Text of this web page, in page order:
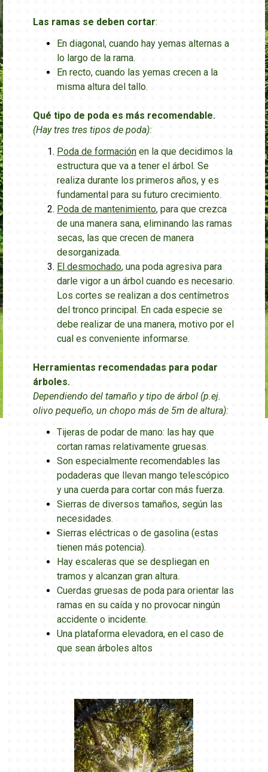
Las ramas se deben cortar:
En diagonal, cuando hay yemas alternas a
lo largo de la rama.
En recto, cuando las yemas crecen a la
misma altura del tallo.
Qué tipo de poda es más recomendable.
(Haytres tres tipos de poda):
Poda de formación en la que decidimos la
estructura que va a tener el árbol. Se
realiza durante los primeros años, y es
fundamental para su futuro crecimiento.
Poda de mantenimiento, para que crezca
de una manera sana, eliminando las ramas
secas, las que crecen de manera
desorganizada.
El desmochado, una poda agresiva para
darle vigor a un árbol cuando es necesario.
Los cortes se realizan a dos centímetros
del tronco principal. En cada especie se
debe realizar de una manera, motivo por el
cual es conveniente informarse.
Herramientas recomendadas para podar
árboles.
Dependiendo del tamaño y tipo de árbol (p.ej.
olivo pequeño, un chopo más de 5m de altura):
Tijeras de podar de mano: las hay que
cortan ramas relativamente gruesas.
Son especialmente recomendables las
podaderas que llevan mango telescópico
y una cuerda para cortar con más fuerza.
Sierras de diversos tamaños, según las
necesidades.
Sierras eléctricas o de gasolina (estas
tienen más potencia).
Hay escaleras que se despliegan en
tramos y alcanzan gran altura.
Cuerdas gruesas de poda para orientar las
ramas en su caída y no provocar ningún
accidente o incidente.
Una plataforma elevadora, en el caso de
que sean árboles altos